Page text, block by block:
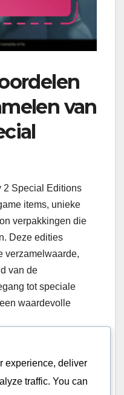
van
2 Special Editions
items, unieke
verpakkingen die
Deze edities
verzamelwaarde,
van de
tot speciale
waardevolle
items
experience, deliver
traffic. You can